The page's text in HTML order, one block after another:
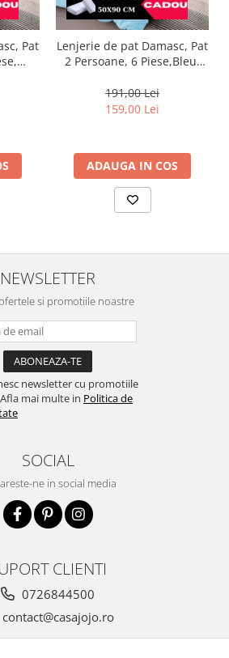
Pat
Lenjerie de pat Damasc, Pat
2 Persoane, 6 Piese,Bleu-
191,00 Lei
159,00 Lei
ADAUGA IN COS
NEWSLETTER
si promotiile noastre
newsletter cu promotiile
mai multe in Politica de
SOCIAL
ne in social media
CLIENTI
0726844500
contact@casajojo.ro